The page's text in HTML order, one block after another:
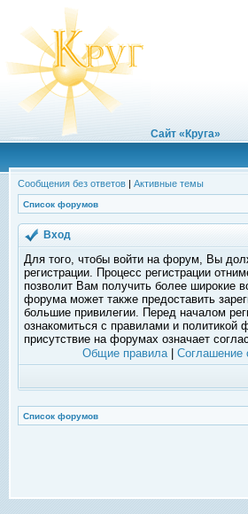
Сайт «Круга»
Сообщения без ответов | Активные темы
Список форумов
Вход
Для того, чтобы войти на форум, Вы
регистрации. Процесс регистрации
позволит Вам получить более широкие
форума может также предоставить
большие привилегии. Перед началом
ознакомиться с правилами и
присутствие на форумах означает
Общие правила| Соглашение
Список форумов